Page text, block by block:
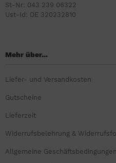
St-Nr: 043 239 06322
Ust-Id: DE 320232810
Mehr über...
Liefer- und Versandkosten
Gutscheine
Lieferzeit
Widerrufsbelehrung &
Allgemeine